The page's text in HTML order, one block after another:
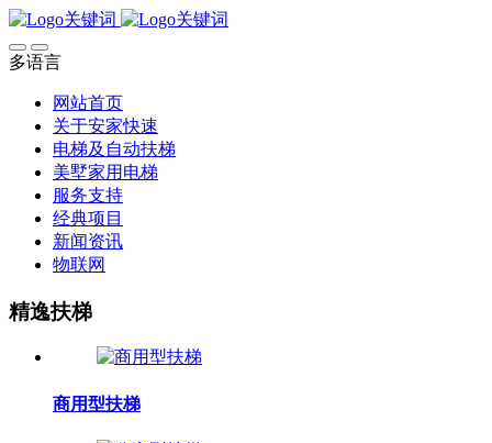
多语言
网站首页
关于安家快速
电梯及自动扶梯
美墅家用电梯
服务支持
经典项目
新闻资讯
物联网
精逸扶梯
商用型扶梯